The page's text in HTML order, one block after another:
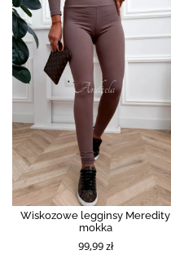
Wiskozowe legginsy Meredity
mokka
99,99 zł